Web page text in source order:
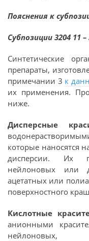
Пояснения к
Субпозиции 3204 11 –
Синтетические
препараты,
примечании 3 к
их применения.
ниже.
Дисперсные
которые наносятся
дисперсии. Их
нейлоновых или
ацетатных или
поверхностного
Кислотные
анионными
нейлоновых,